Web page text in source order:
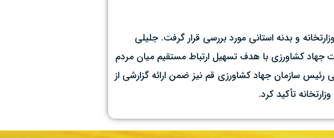
و بدنه استانی مورد بررسی قرار گرفت. جلیلی
جهاد کشاورزی با هدف تسهیل ارتباط مستقیم میان مردم
رئیس سازمان جهاد کشاورزی قم نیز ضمن ارائه گزارشی از
تأکید کرد.